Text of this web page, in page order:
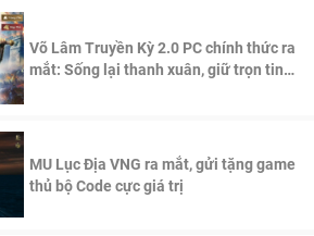
Võ Lâm Truyền Kỳ 2.0 PC chính thức ra
mắt: Sống lại thanh xuân, giữ trọn tinh
MU Lục Địa VNG ra mắt, gửi tặng game
thủ bộ Code cực giá trị